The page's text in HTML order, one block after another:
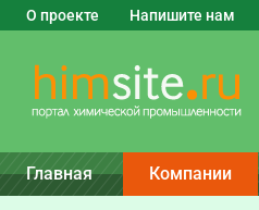
О проекте Напишите нам
Главная Компании